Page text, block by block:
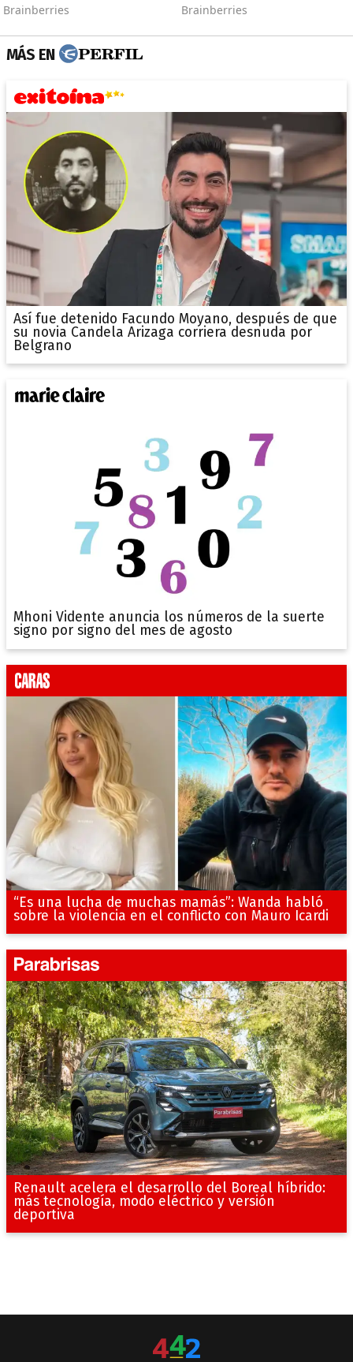
MÁS EN
Así fue detenido Facundo Moyano, después de que
su novia Candela Arizaga corriera desnuda por
Belgrano
Mhoni Vidente anuncia los números de la suerte
signo por signo del mes de agosto
“Es una lucha de muchas mamás”: Wanda habló
sobre la violencia en el conflicto con Mauro Icardi
Renault acelera el desarrollo del Boreal híbrido:
más tecnología, modo eléctrico y versión
deportiva